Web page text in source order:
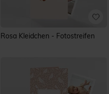
Rosa Kleidchen - Fotostreifen